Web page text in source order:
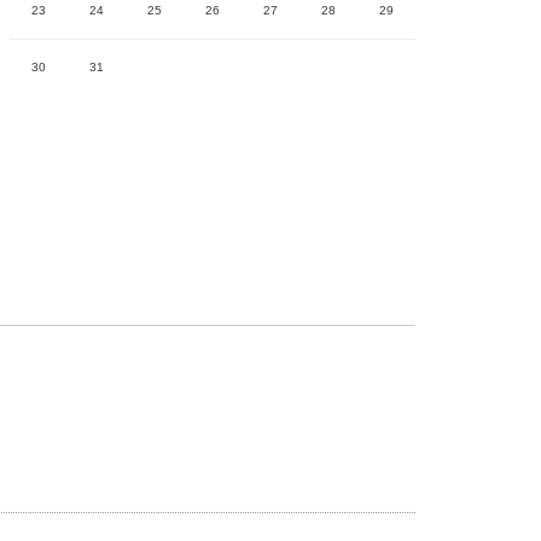
23 24 25 26 27 28 29
30 31